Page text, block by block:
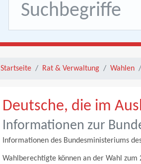
Startseite Rat & Verwaltung Wahlen
Deutsche, die im
Informationen zur
Informationen des Bundesministeriums
Wahlberechtigte können an der Wahl